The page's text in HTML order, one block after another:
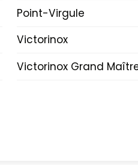
Point-Virgule
Victorinox
Victorinox Grand